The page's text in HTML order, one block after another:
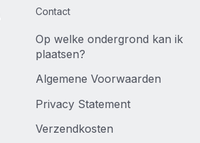
Contact
Op welke ondergrond kan ik
plaatsen?
Algemene Voorwaarden
Privacy Statement
Verzendkosten